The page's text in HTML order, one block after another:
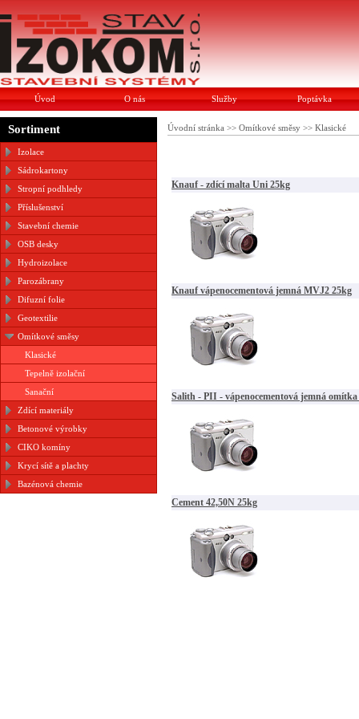
Úvod O nás Služby Poptávka
Sortiment
Izolace
Sádrokartony
Stropní podhledy
Příslušenství
Stavební chemie
OSB desky
Hydroizolace
Parozábrany
Difuzní folie
Geotextilie
Omítkové směsy
Klasické
Tepelně izolační
Sanační
Zdící materiály
Betonové výrobky
CIKO komíny
Krycí sítě a plachty
Bazénová chemie
Úvodní stránka >> Omítkové směsy >> Klasické
Knauf - zdící malta Uni 25kg
Knauf vápenocementová jemná MVJ2 25kg
Salith - PII - vápenocementová jemná
Cement 42,50N 25kg